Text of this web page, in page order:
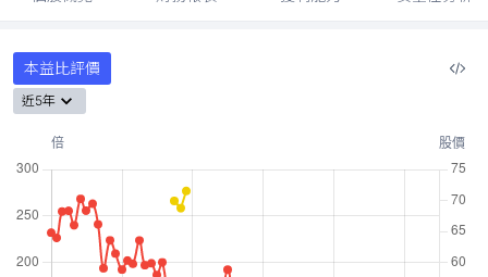
本益比評價
近5年